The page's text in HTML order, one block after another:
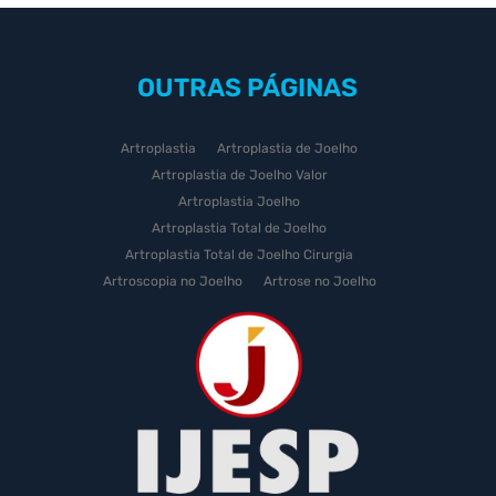
OUTRAS PÁGINAS
Artroplastia
Artroplastia de Joelho
Artroplastia de Joelho Valor
Artroplastia Joelho
Artroplastia Total de Joelho
Artroplastia Total de Joelho Cirurgia
Artroscopia no Joelho
Artrose no Joelho
Artrose no Joelho Cirurgia
Artrose no Joelho Tratamento
Celulas Tronco Joelho
Celula Tronco Esporte
Cirurgia Artroplastia de Joelho
Cirurgia Artroplastia Joelho
Cirurgia Artrose Joelho Preço